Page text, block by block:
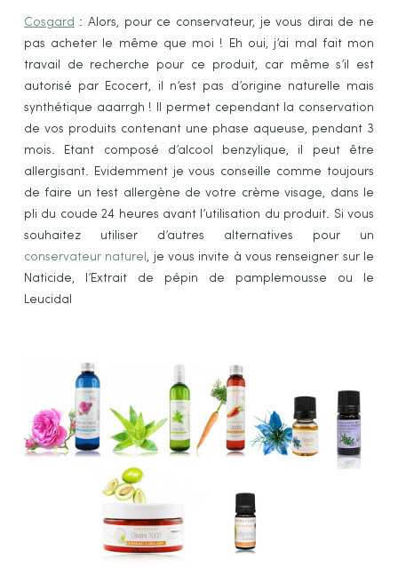
Cosgard : Alors, pour ce conservateur, je vous dirai de ne
pas acheter le même que moi ! Eh oui, j’ai mal fait mon
travail de recherche pour ce produit, car même s’il est
autorisé par Ecocert, il n’est pas d’origine naturelle mais
synthétique aaarrgh ! Il permet cependant la conservation
de vos produits contenant une phase aqueuse, pendant 3
mois. Etant composé d’alcool benzylique, il peut être
allergisant. Evidemment je vous conseille comme toujours
de faire un test allergène de votre crème visage, dans le
pli du coude 24 heures avant l’utilisation du produit. Si vous
souhaitez utiliser d’autres alternatives pour un
conservateur naturel, je vous invite à vous renseigner sur le
Naticide, l’Extrait de pépin de pamplemousse ou le
Leucidal